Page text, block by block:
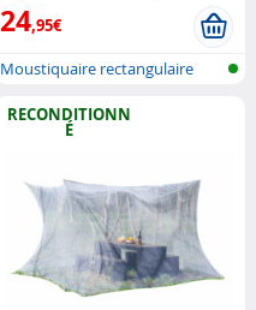
24,95€
Moustiquaire rectangulaire
RECONDITIONN
É